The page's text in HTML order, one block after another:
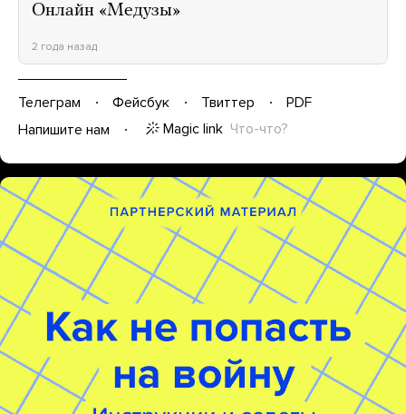
Онлайн «Медузы»
2 года назад
Телеграм Фейсбук Твиттер
PDF
Напишите нам
Magic link Что-что?